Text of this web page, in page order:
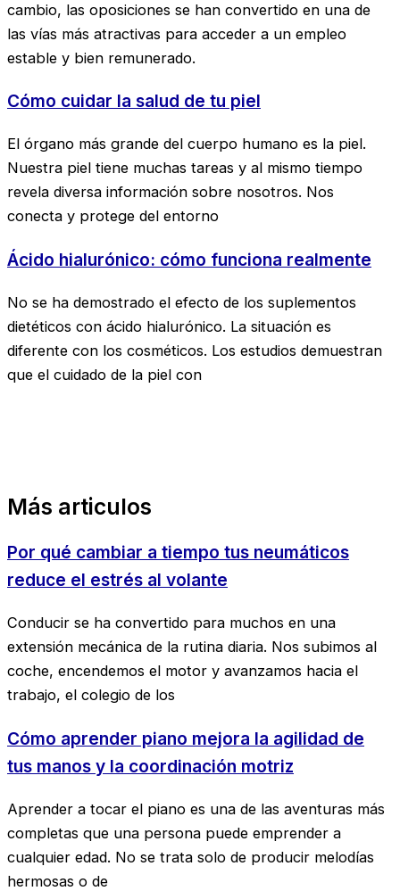
cambio, las oposiciones se han convertido en una de
las vías más atractivas para acceder a un empleo
estable y bien remunerado.
Cómo cuidar la salud de tu piel
El órgano más grande del cuerpo humano es la piel.
Nuestra piel tiene muchas tareas y al mismo tiempo
revela diversa información sobre nosotros. Nos
conecta y protege del entorno
Ácido hialurónico: cómo funciona realmente
No se ha demostrado el efecto de los suplementos
dietéticos con ácido hialurónico. La situación es
diferente con los cosméticos. Los estudios demuestran
que el cuidado de la piel con
Más articulos
Por qué cambiar a tiempo tus neumáticos
reduce el estrés al volante
Conducir se ha convertido para muchos en una
extensión mecánica de la rutina diaria. Nos subimos al
coche, encendemos el motor y avanzamos hacia el
trabajo, el colegio de los
Cómo aprender piano mejora la agilidad de
tus manos y la coordinación motriz
Aprender a tocar el piano es una de las aventuras más
completas que una persona puede emprender a
cualquier edad. No se trata solo de producir melodías
hermosas o de